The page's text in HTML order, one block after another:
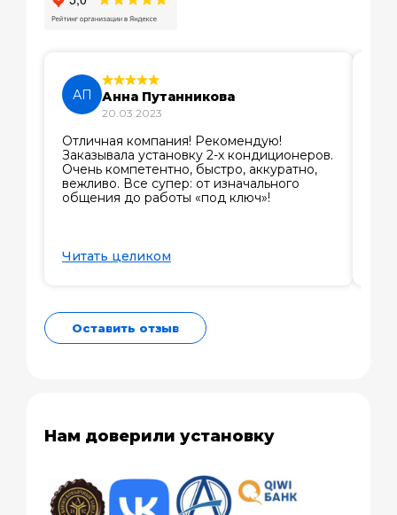
АП Анна Путанникова
20.03.2023
Отличная компания! Рекомендую!
Заказывала установку 2-х кондиционеров.
Очень компетентно, быстро, аккуратно,
вежливо. Все супер: от изначального
общения до работы «под ключ»!
Читать целиком
Оставить отзыв
Нам доверили установку